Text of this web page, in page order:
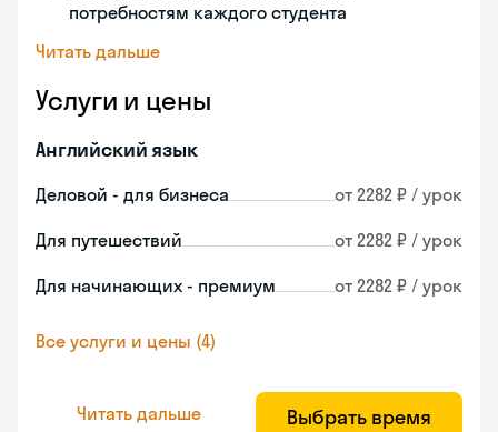
потребностям каждого студента
Читать дальше
Услуги и цены
Английский язык
Деловой - для бизнеса от 2282 ₽ / урок
Для путешествий от 2282 ₽ / урок
Для начинающих - премиум от 2282 ₽ / урок
Все услуги и цены (4)
Читать дальше Выбрать время